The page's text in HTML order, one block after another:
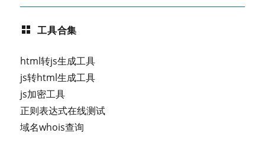
工具合集
html转js生成工具
js转html生成工具
js加密工具
正则表达式在线测试
域名whois查询